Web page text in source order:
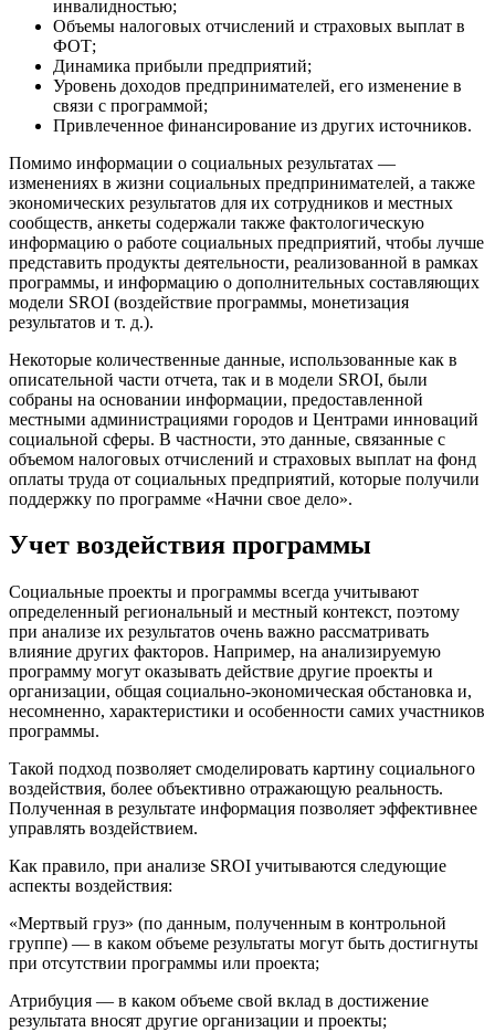
инвалидностью;
Объемы налоговых отчислений и страховых выплат в
ФОТ;
Динамика прибыли предприятий;
Уровень доходов предпринимателей, его изменение в
связи с программой;
Привлеченное финансирование из других источников.
Помимо информации о социальных результатах —
изменениях в жизни социальных предпринимателей, а также
экономических результатов для их сотрудников и местных
сообществ, анкеты содержали также фактологическую
информацию о работе социальных предприятий, чтобы лучше
представить продукты деятельности, реализованной в рамках
программы, и информацию о дополнительных составляющих
модели SROI (воздействие программы, монетизация
результатов и т. д.).
Некоторые количественные данные, использованные как в
описательной части отчета, так и в модели SROI, были
собраны на основании информации, предоставленной
местными администрациями городов и Центрами инноваций
социальной сферы. В частности, это данные, связанные с
объемом налоговых отчислений и страховых выплат на фонд
оплаты труда от социальных предприятий, которые получили
поддержку по программе «Начни свое дело».
Учет воздействия программы
Социальные проекты и программы всегда учитывают
определенный региональный и местный контекст, поэтому
при анализе их результатов очень важно рассматривать
влияние других факторов. Например, на анализируемую
программу могут оказывать действие другие проекты и
организации, общая социально-экономическая обстановка и,
несомненно, характеристики и особенности самих участников
программы.
Такой подход позволяет смоделировать картину социального
воздействия, более объективно отражающую реальность.
Полученная в результате информация позволяет эффективнее
управлять воздействием.
Как правило, при анализе SROI учитываются следующие
аспекты воздействия:
«Мертвый груз» (по данным, полученным в контрольной
группе) — в каком объеме результаты могут быть достигнуты
при отсутствии программы или проекта;
Атрибуция — в каком объеме свой вклад в достижение
результата вносят другие организации и проекты;